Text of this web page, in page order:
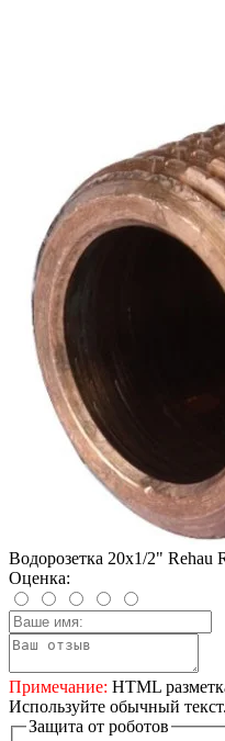
Водорозетка 20x1/2" Rehau
Оценка:
Примечание: HTML
Используйте обычный текст.
Защита от роботов